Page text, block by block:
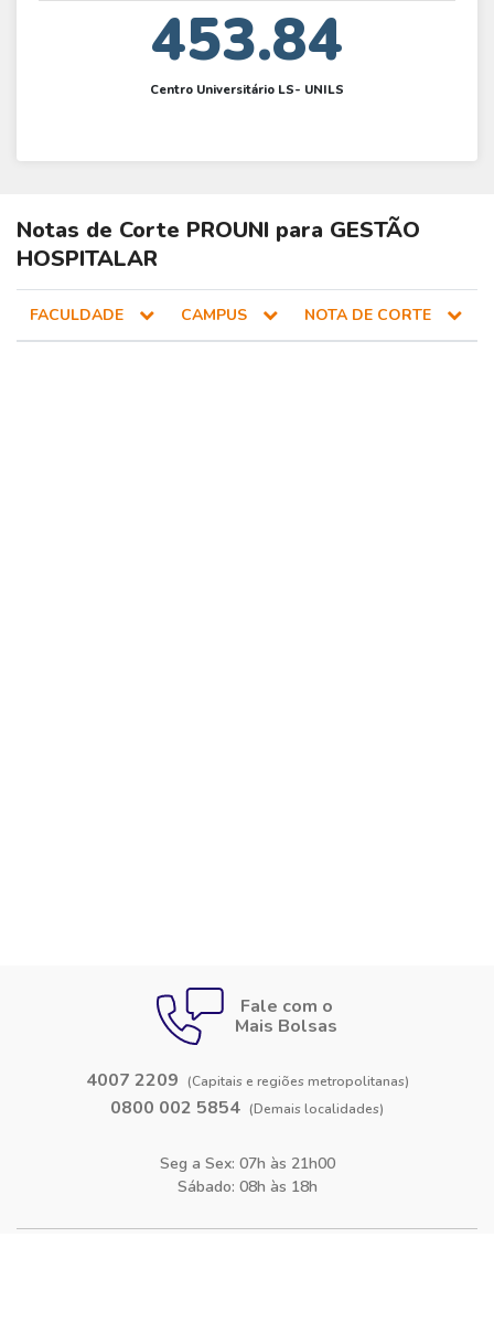
453.84
Centro Universitário LS- UNILS
Notas de Corte PROUNI para GESTÃO
HOSPITALAR
FACULDADE CAMPUS NOTA DE CORTE
Fale com o
Mais Bolsas
4007 2209 (Capitais e regiões metropolitanas)
0800 002 5854 (Demais localidades)
Seg a Sex: 07h às 21h00
Sábado: 08h às 18h